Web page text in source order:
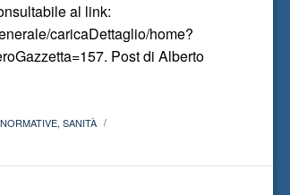
al link:
caricaDettaglio/home?
Post di Alberto
, SANITÀ /